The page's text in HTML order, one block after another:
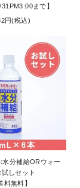
まで】
円(税込)
水分補給ORウォー
しセット
料無料】